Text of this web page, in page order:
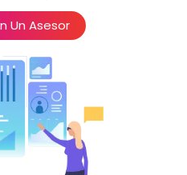
Un Asesor